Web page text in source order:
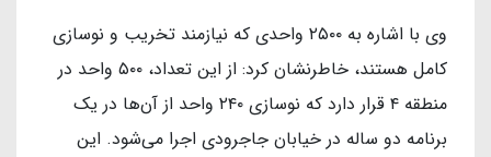
وی با اشاره به ۲۵۰۰ واحدی که نیازمند تخریب و نوسازی
کامل هستند، خاطرنشان کرد: از این تعداد، ۵۰۰ واحد در
منطقه ۴ قرار دارد که نوسازی ۲۴۰ واحد از آن‌ها در یک
برنامه دو ساله در خیابان جاجرودی اجرا می‌شود. این